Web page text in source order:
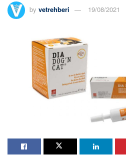
by vetrehberi 19/08/2021